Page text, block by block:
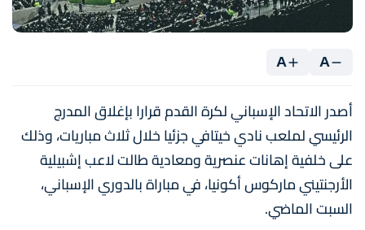
A
A
أصدر الاتحاد الإسباني لكرة القدم قرارا بإغلاق المدرج
الرئيسي لملعب نادي خيتافي جزئيا خلال ثلاث مباريات، وذلك
على خلفية إهانات عنصرية ومعادية طالت لاعب إشبيلية
الأرجنتيني ماركوس أكونيا، في مباراة بالدوري الإسباني،
السبت الماضي.